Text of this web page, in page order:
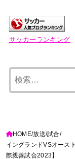
サッカーランキング
HOME 放送 試合
イングランドVSオース
際親善試合2023】